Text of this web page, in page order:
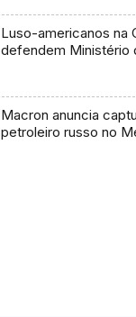
Luso-americanos na
defendem Ministério
Macron anuncia
petroleiro russo no